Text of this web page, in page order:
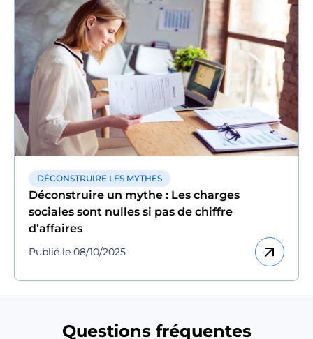
DÉCONSTRUIRE LES MYTHES
Déconstruire un mythe : Les charges
sociales sont nulles si pas de chiffre
d’affaires
Publié le 08/10/2025 arrow_outward
Questions fréquentes